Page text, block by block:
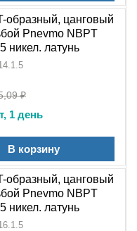
образный, цанговый
Pnevmo NBPT
никел. латунь
₽
1 день
В корзину
образный, цанговый
Pnevmo NBPT
никел. латунь